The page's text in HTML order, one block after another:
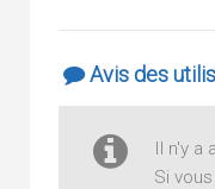
Avis des
Il n'y a
Si